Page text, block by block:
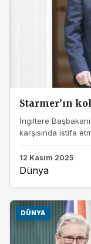
Starmer’ın
İngiltere
karşısında istifa
12 Kasım 2025
Dünya
DÜNYA